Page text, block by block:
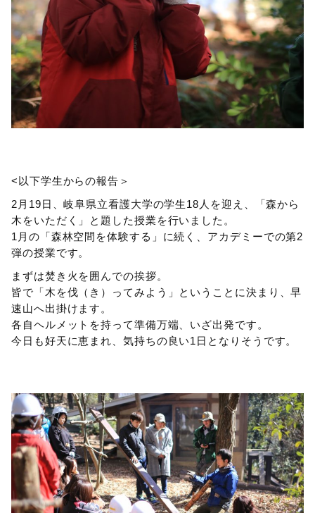
<以下学生からの報告＞
2月19日、岐阜県立看護大学の学生18人を迎え、「森から
木をいただく」と題した授業を行いました。
1月の「森林空間を体験する」に続く、アカデミーでの第2
弾の授業です。
まずは焚き火を囲んでの挨拶。
皆で「木を伐（き）ってみよう」ということに決まり、早
速山へ出掛けます。
各自ヘルメットを持って準備万端、いざ出発です。
今日も好天に恵まれ、気持ちの良い1日となりそうです。